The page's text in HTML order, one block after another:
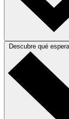
Descubre qué